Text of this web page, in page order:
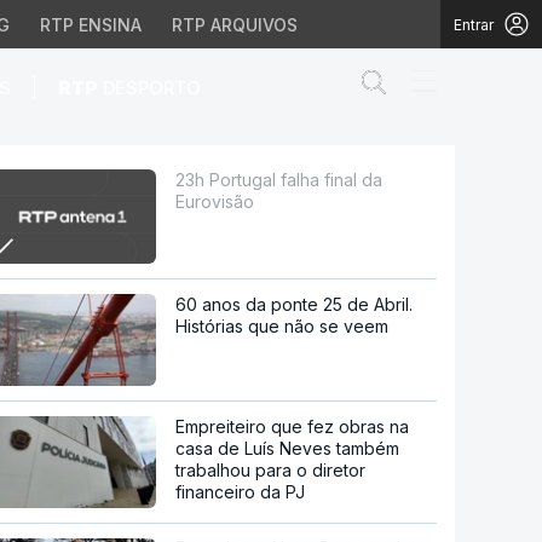
RTP ENSINA RTP ARQUIVOS Entrar
23h Portugal falha final da
Eurovisão
60 anos da ponte 25 de Abril.
Histórias que não se veem
Empreiteiro que fez obras na
casa de Luís Neves também
trabalhou para o diretor
financeiro da PJ